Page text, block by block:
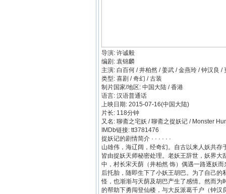
导演: 许诚毅
编剧: 袁锦麟
主演: 白百何 / 井柏然 / 姜武 / 金燕玲 / 钟汉良 /
类型: 喜剧 / 奇幻 / 古装
制片国家/地区: 中国大陆 / 香港
语言: 汉语普通话
上映日期: 2015-07-16(中国大陆)
片长: 118分钟
又名: 聊斋之宅妖 / 聊斋之捉妖记 / Monster
IMDb链接: tt3781476
捉妖记的剧情简介 · · · · · ·
山雄伟，海辽阔，经奇幻。自古以来人妖共
皆由捉妖天师秘密处理。老妖王辞世，妖界
中，村长宋天荫（井柏然 饰）偶遇一路逐妖
后托胎，随即生下了小妖王胡巴。为了自己
怪，也渐渐与天荫及胡巴产生了感情。然而
的帮助下勇闯登仙楼，与大反派葛千户（钟